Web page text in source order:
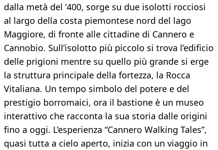
dalla metà del ‘400, sorge su due isolotti rocciosi
al largo della costa piemontese nord del lago
Maggiore, di fronte alle cittadine di Cannero e
Cannobio. Sull’isolotto più piccolo si trova l’edificio
delle prigioni mentre su quello più grande si erge
la struttura principale della fortezza, la Rocca
Vitaliana. Un tempo simbolo del potere e del
prestigio borromaici, ora il bastione è un museo
interattivo che racconta la sua storia dalle origini
fino a oggi. L’esperienza “Cannero Walking Tales”,
quasi tutta a cielo aperto, inizia con un viaggio in